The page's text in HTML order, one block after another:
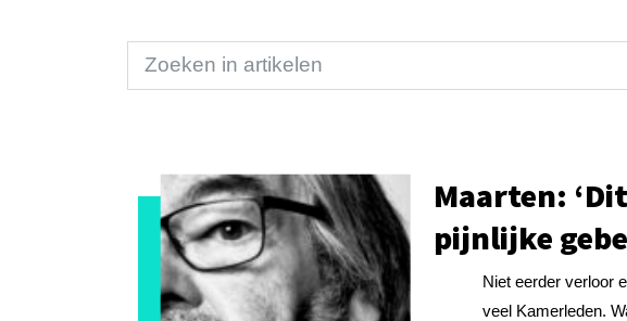
Maarten:
pijnlijke
Niet eerder verloor
veel Kamerleden.